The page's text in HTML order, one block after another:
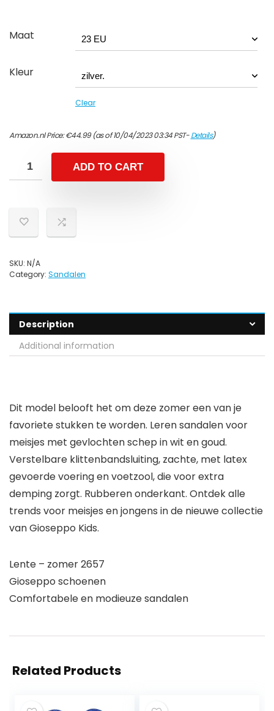
Maat
Kleur
Clear
Amazon.nl Price:€44.99(as of 10/04/2023 03:34 PST-Details)
ADD TO CART
SKU: N/A
Category: Sandalen
Description
Additional information
Dit model belooft het om deze zomer een van je
favoriete stukken te worden. Leren sandalen voor
meisjes met gevlochten schep in wit en goud.
Verstelbare klittenbandsluiting, zachte, met latex
gevoerde voering en voetzool, die voor extra
demping zorgt. Rubberen onderkant. Ontdek alle
trends voor meisjes en jongens in de nieuwe collectie
van Gioseppo Kids.
Lente – zomer 2657
Gioseppo schoenen
Comfortabele en modieuze sandalen
Related Products